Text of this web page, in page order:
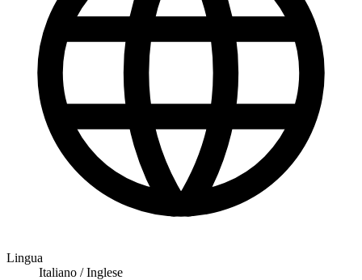
Lingua
Italiano / Inglese